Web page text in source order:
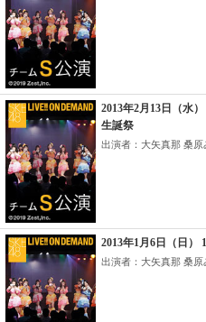
2013年2月13日（水
生誕祭
出演者：大矢真那 桑原
2013年1月6日（日）
出演者：大矢真那 桑原